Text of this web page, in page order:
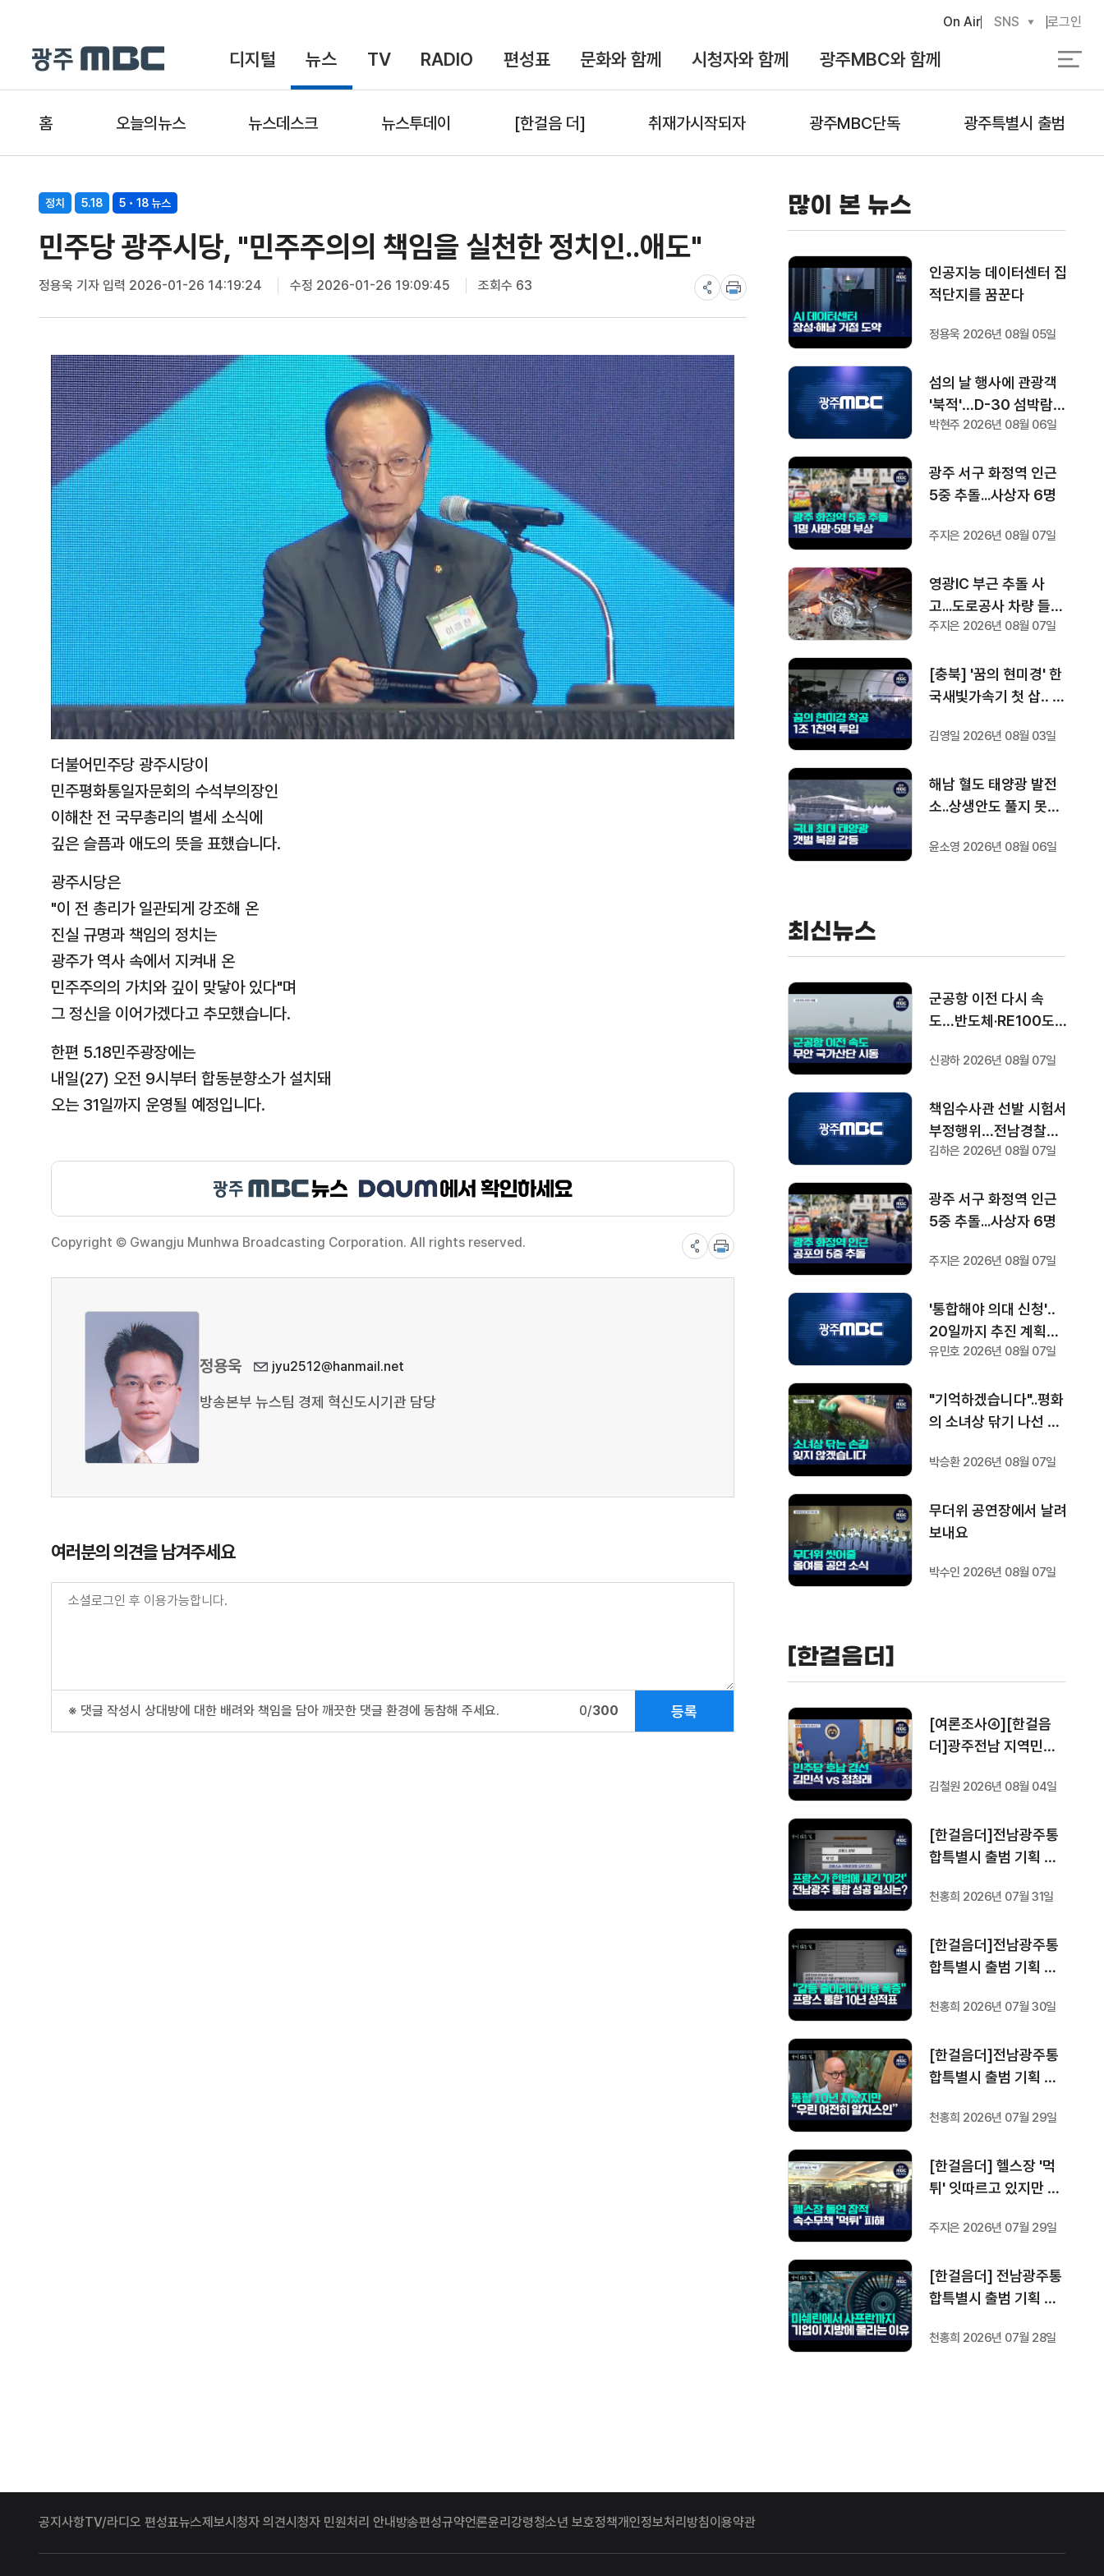
디지털 뉴스 TV RADIO 편성표 문화와 함께 시청자와 함께 광주MBC와 함께
On Air SNS 로그인
홈 오늘의뉴스 뉴스데스크 뉴스투데이 [한걸음 더] 취재가시작되자 광주MBC단독 광주특별시 출범
정치 5.18 5・18 뉴스
민주당 광주시당, "민주주의의 책임을 실천한 정치인..애도"
정용욱 기자입력 2026-01-26 14:19:24 수정 2026-01-26 19:09:45 조회수 63
더불어민주당 광주시당이
민주평화통일자문회의 수석부의장인
이해찬 전 국무총리의 별세 소식에
깊은 슬픔과 애도의 뜻을 표했습니다.
광주시당은
"이 전 총리가 일관되게 강조해 온
진실 규명과 책임의 정치는
광주가 역사 속에서 지켜내 온
민주주의의 가치와 깊이 맞닿아 있다"며
그 정신을 이어가겠다고 추모했습니다.
한편 5.18민주광장에는
내일(27) 오전 9시부터 합동분향소가 설치돼
오는 31일까지 운영될 예정입니다.
Copyright © Gwangju Munhwa Broadcasting Corporation. All rights reserved.
정용욱 jyu2512@hanmail.net
방송본부 뉴스팀 경제 혁신도시기관 담당
여러분의 의견을 남겨주세요
※ 댓글 작성시 상대방에 대한 배려와 책임을 담아 깨끗한 댓글 환경에 동참해 주세요. 0/300 등록
많이 본 뉴스
인공지능 데이터센터 집
적단지를 꿈꾼다
정용욱 2026년 08월 05일
섬의 날 행사에 관광객
'북적'…D-30 섬박람회
기대감도
박현주 2026년 08월 06일
광주 서구 화정역 인근
5중 추돌...사상자 6명
주지은 2026년 08월 07일
영광IC 부근 추돌 사
고...도로공사 차량 들이
받아 1명 부상
주지은 2026년 08월 07일
[충북] '꿈의 현미경' 한
국새빛가속기 첫 삽‥ 1
완공
김영일 2026년 08월 03일
해남 혈도 태양광 발전
소..상생안도 풀지 못한
윤소영 2026년 08월 06일
최신뉴스
군공항 이전 다시 속
도…반도체·RE100도
신광하 2026년 08월 07일
책임수사관 선발 시험서
부정행위…전남경찰청
"감찰 착수"
김하은 2026년 08월 07일
광주 서구 화정역 인근
5중 추돌...사상자 6명
주지은 2026년 08월 07일
'통합해야 의대 신청'‥
20일까지 추진 계획서
요청
유민호 2026년 08월 07일
"기억하겠습니다"..평화
의 소녀상 닦기 나선 학
박승환 2026년 08월 07일
무더위 공연장에서 날려
보내요
박수인 2026년 08월 07일
[한걸음더]
[여론조사④][한걸음
더]광주전남 지역민들
할까.. 변수는?
김철원 2026년 08월 04일
[한걸음더]전남광주통
합특별시 출범 기획 보
프랑스 헌법에 새긴 '지
성공 조건은?
천홍희 2026년 07월 31일
[한걸음더]전남광주통
합특별시 출범 기획 보
프랑스 지역 통합 10년
천홍희 2026년 07월 30일
[한걸음더]전남광주통
합특별시 출범 기획 보
프랑스 통합 10년 지났
자스인"
천홍희 2026년 07월 29일
[한걸음더] 헬스장 '먹
튀' 잇따르고 있지만 …
주지은 2026년 07월 29일
[한걸음더] 전남광주통
합특별시 출범 기획 보
지방이 주도한 투자..'유
천홍희 2026년 07월 28일
공지사항TV/라디오 편성표뉴스제보시청자 의견시청자 민원처리 안내 방송편성규약언론윤리강령청소년 보호정책개인정보처리방침이용약관